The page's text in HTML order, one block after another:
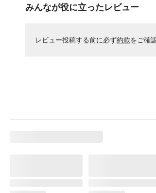
みんなが役に立ったレビュー
レビュー投稿する前に必ず約款をご確